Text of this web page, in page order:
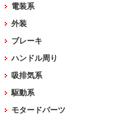
電装系
外装
ブレーキ
ハンドル周り
吸排気系
駆動系
モタードパーツ